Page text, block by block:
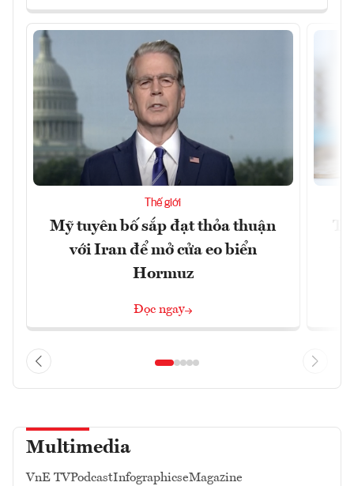
Thế giới
Mỹ tuyên bố sắp đạt thỏa thuận
với Iran để mở cửa eo biển
Hormuz
Đọc ngay
Multimedia
VnE TVPodcastInfographicseMagazine